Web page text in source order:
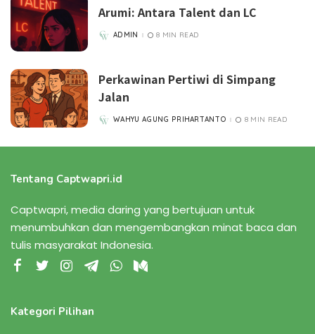
Arumi: Antara Talent dan LC
POSTED
ADMIN 8 MIN READ
Perkawinan Pertiwi di Simpang
Jalan
POSTED
WAHYU AGUNG PRIHARTANTO 8 MIN READ
Tentang Captwapri.id
Captwapri, media daring yang bertujuan untuk
menumbuhkan dan mengembangkan minat baca dan
tulis masyarakat Indonesia.
Kategori Pilihan